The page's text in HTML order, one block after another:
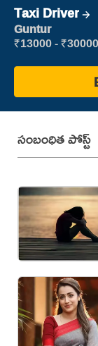
Taxi Driver
Guntur
₹13000 - ₹30000
సంబంధిత పోస్ట్